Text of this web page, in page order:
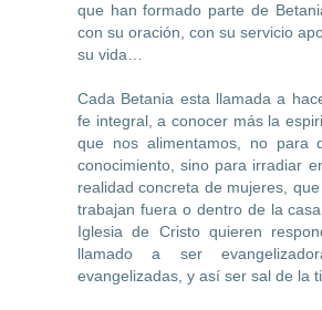
que han formado parte de
con su oración, con su servicio
su vida…
Cada Betania esta llamada a
fe integral, a conocer más la
que nos alimentamos, no para
conocimiento, sino para irradiar
realidad concreta de mujeres,
trabajan fuera o dentro de la
Iglesia de Cristo quieren
llamado a ser
evangelizadas, y así ser sal de la